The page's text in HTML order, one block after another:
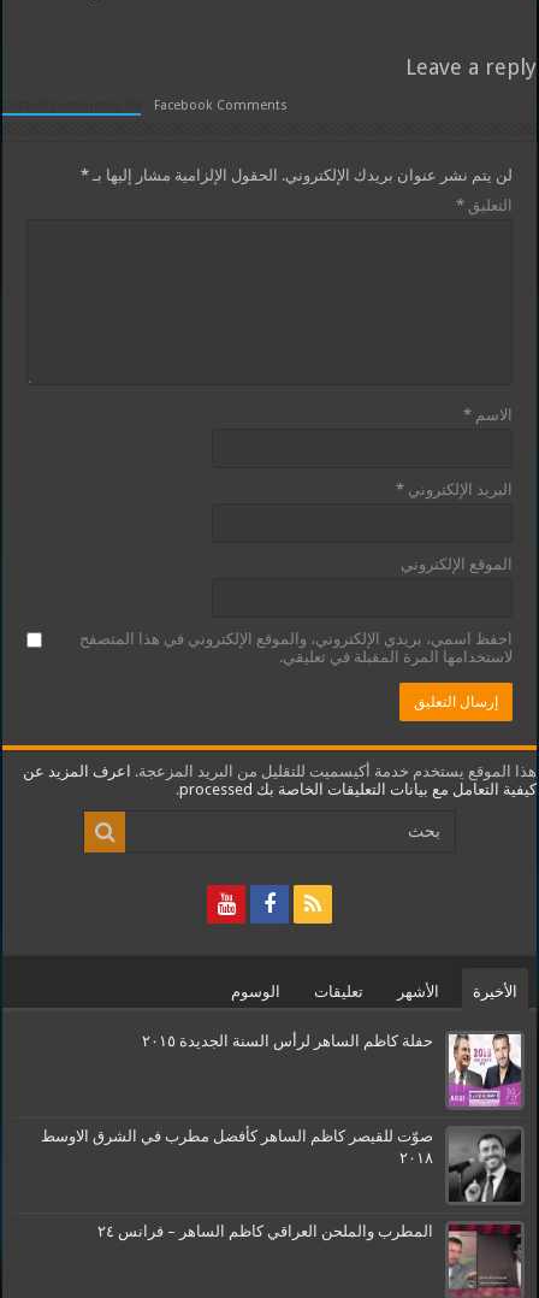
Leave a reply
Facebook Comments
لن يتم نشر عنوان بريدك الإلكتروني. الحقول الإلزامية مشار إليها بـ*
التعليق*
الاسم*
البريد الإلكتروني*
الموقع الإلكتروني
احفظ اسمي، بريدي الإلكتروني، والموقع الإلكتروني في هذا المتصفح
لاستخدامها المرة المقبلة في تعليقي.
هذا الموقع يستخدم خدمة أكيسميت للتقليل من البريد المزعجة. اعرف المزيد عن
كيفية التعامل مع بيانات التعليقات الخاصة بك processed
.
الأخيرة الأشهر تعليقات الوسوم
حفلة كاظم الساهر لرأس السنة الجديدة ٢٠١٥
صوّت للقيصر كاظم الساهر كأفضل مطرب في الشرق الاوسط
٢٠١٨
المطرب والملحن العراقي كاظم الساهر – فرانس ٢٤